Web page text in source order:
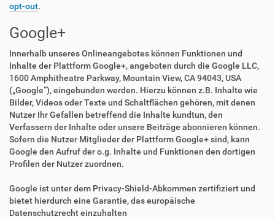
opt-out.
Google+
Innerhalb unseres Onlineangebotes können Funktionen und
Inhalte der Plattform Google+, angeboten durch die Google LLC,
1600 Amphitheatre Parkway, Mountain View, CA 94043, USA
(„Google“), eingebunden werden. Hierzu können z.B. Inhalte wie
Bilder, Videos oder Texte und Schaltflächen gehören, mit denen
Nutzer Ihr Gefallen betreffend die Inhalte kundtun, den
Verfassern der Inhalte oder unsere Beiträge abonnieren können.
Sofern die Nutzer Mitglieder der Plattform Google+ sind, kann
Google den Aufruf der o.g. Inhalte und Funktionen den dortigen
Profilen der Nutzer zuordnen.
Google ist unter dem Privacy-Shield-Abkommen zertifiziert und
bietet hierdurch eine Garantie, das europäische
Datenschutzrecht einzuhalten